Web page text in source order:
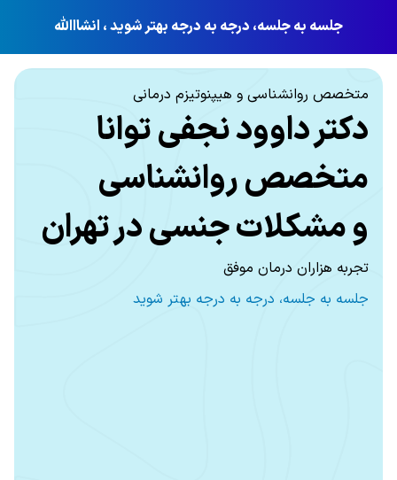
جلسه به جلسه، درجه به درجه بهتر شوید ، انشااالله
متخصص روانشناسی و هیپنوتیزم درمانی
دکتر داوود نجفی توانا
متخصص روانشناسی
و مشکلات جنسی در تهران
تجربه هزاران درمان موفق
جلسه به جلسه، درجه به درجه بهتر شوید